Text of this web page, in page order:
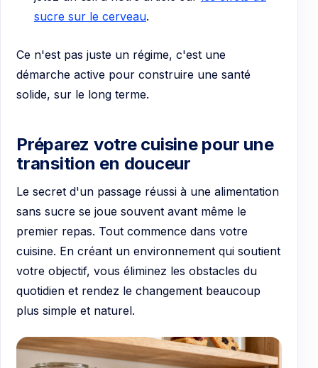
sucre sur le cerveau.
Ce n'est pas juste un régime, c'est une
démarche active pour construire une santé
solide, sur le long terme.
Préparez votre cuisine pour une
transition en douceur
Le secret d'un passage réussi à une alimentation
sans sucre se joue souvent avant même le
premier repas. Tout commence dans votre
cuisine. En créant un environnement qui soutient
votre objectif, vous éliminez les obstacles du
quotidien et rendez le changement beaucoup
plus simple et naturel.